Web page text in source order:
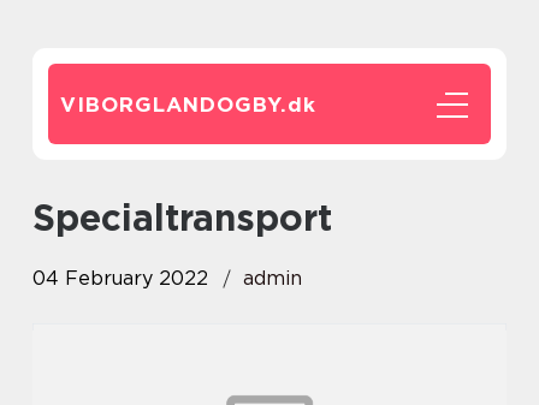
VIBORGLANDOGBY.dk
specialtransport
04 February 2022 admin